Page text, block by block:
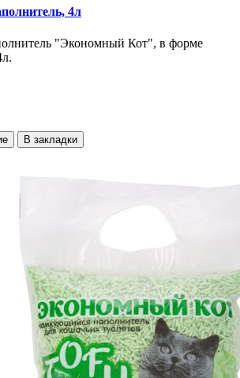
4л
"Экономный Кот", в форме
В закладки